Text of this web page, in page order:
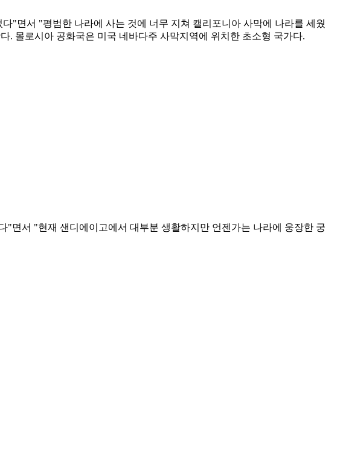
"면서 "평범한 나라에 사는 것에 너무 지쳐 캘리포니아 사막에 나라를 세웠
. 몰로시아 공화국은 미국 네바다주 사막지역에 위치한 초소형 국가다.
면서 "현재 샌디에이고에서 대부분 생활하지만 언젠가는 나라에 웅장한 궁